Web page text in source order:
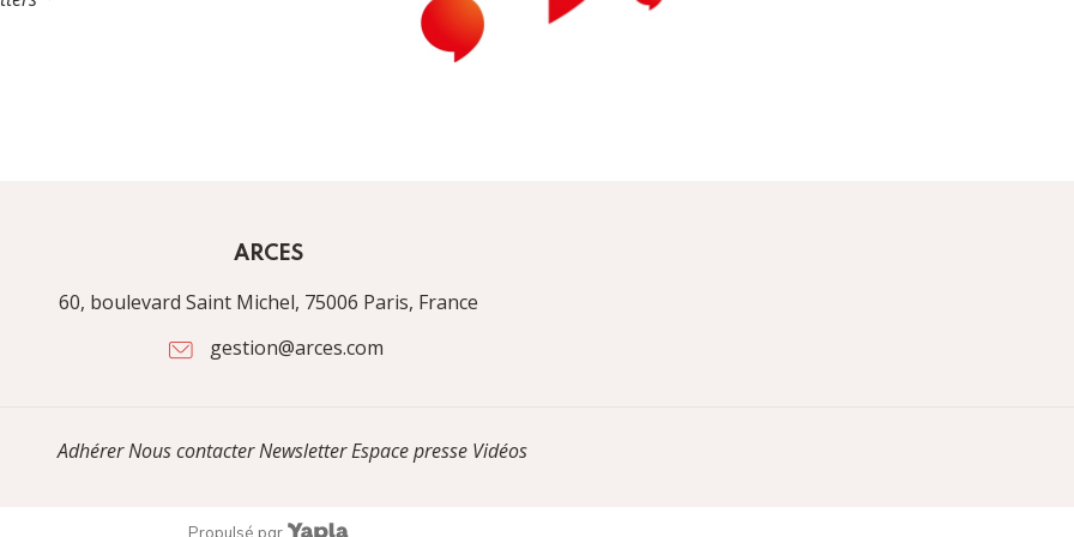
ARCES
60, boulevard Saint Michel, 75006 Paris, France
gestion@arces.com
AdhérerNous contacterNewsletterEspace presse Vidéos
Propulsé par